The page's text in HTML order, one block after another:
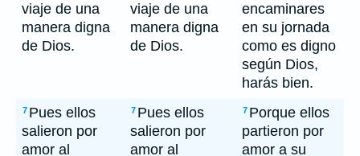
viaje de una
manera digna
de Dios.
viaje de una
manera digna
de Dios.
encaminares
en su jornada
como es digno
según Dios,
harás bien.
7 Pues ellos
salieron por
amor al
7 Pues ellos
salieron por
amor al
7 Porque ellos
partieron por
amor a su